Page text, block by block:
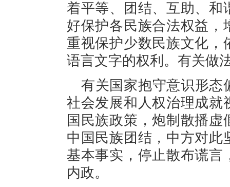
着平等、团结、互助、和
好保护各民族合法权益，
重视保护少数民族文化，
语言文字的权利。有关做
有关国家抱守意识形态
社会发展和人权治理成就
国民族政策，炮制散播
中国民族团结，中方对此
基本事实，停止散布谎言
内政。